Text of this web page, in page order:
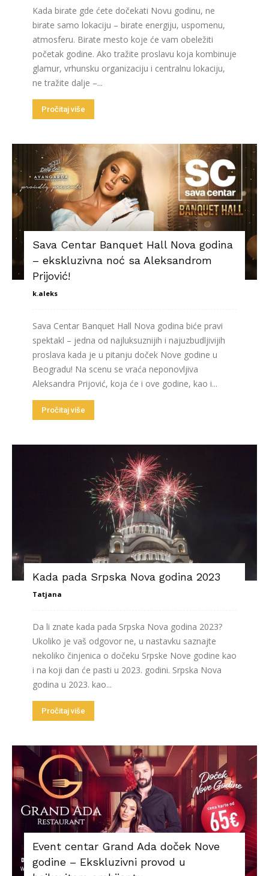
Kada birate gde ćete dočekati Novu godinu, ne
birate samo lokaciju – birate energiju, uspomenu,
atmosferu. Birate mesto koje će vam obeležiti
početak godine. Ako tražite proslavu koja kombinuje
glamur, vrhunsku organizaciju i centralnu lokaciju,
ne tražite dalje –...
Pročitaj više
Sava Centar Banquet Hall Nova godina
– ekskluzivna noć sa Aleksandrom
Prijović!
k.aleks
Sava Centar Banquet Hall Nova godina biće pravi
spektakl – jedna od najluksuznijih i najuzbudljivijih
proslava kada je u pitanju doček Nove godine u
Beogradu! Na scenu se vraća neponovljiva
Aleksandra Prijović, koja će i ove godine, kao i...
Pročitaj više
Kada pada Srpska Nova godina 2023
Tatjana
Da li znate kada pada Srpska Nova godina 2023?
Ukoliko je vaš odgovor ne, u nastavku saznajte
nekoliko činjenica o dočeku Srpske Nove godine kao
i na koji dan će pasti u 2023. godini. Srpska Nova
godina u 2023. kao...
Pročitaj više
Event centar Grand Ada doček Nove
godine – Ekskluzivni provod u